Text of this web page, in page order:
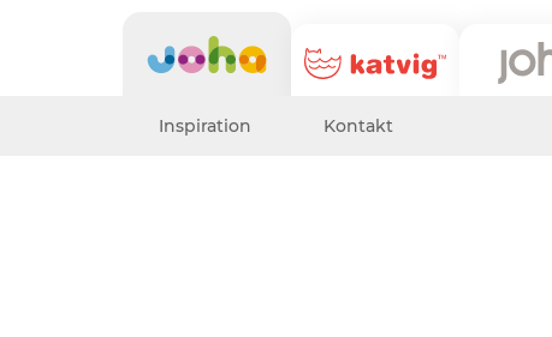
Inspiration Kontakt